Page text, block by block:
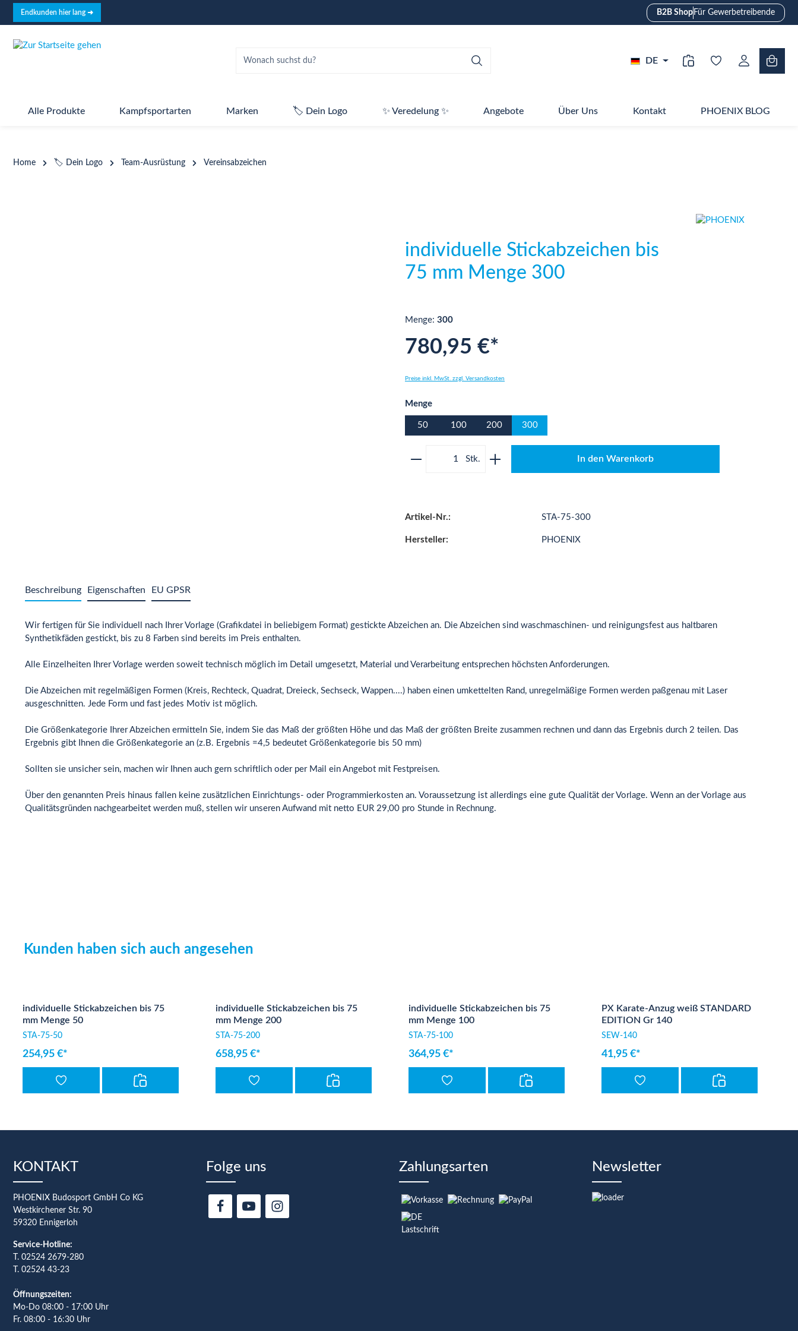
Zur Hauptnavigation springen
Endkunden hier lang ➜ B2B Shop Für Gewerbetreibende
DE
Alle Produkte Kampfsportarten Marken 🏷️ Dein Logo ✨ Veredelung ✨ Angebote Über Uns Kontakt PHOENIX BLOG
Home 🏷️ Dein Logo Team-Ausrüstung Vereinsabzeichen
individuelle Stickabzeichen bis
75 mm Menge 300
Menge: 300
780,95 €*
Preise inkl. MwSt. zzgl. Versandkosten
Mengeauswählen
50 100 200 300
Produkt Anzahl: Gib den gewünschten Wert ein oder benutze
In den Warenkorb
Artikel-Nr.: STA-75-300
Hersteller: PHOENIX
Beschreibung Eigenschaften EU GPSR
Wir fertigen für Sie individuell nach Ihrer Vorlage (Grafikdatei in beliebigem Format) gestickte Abzeichen an. Die Abzeichen sind waschmaschinen- und reinigungsfest aus haltbaren
Synthetikfäden gestickt, bis zu 8 Farben sind bereits im Preis enthalten.
Alle Einzelheiten Ihrer Vorlage werden soweit technisch möglich im Detail umgesetzt, Material und Verarbeitung entsprechen höchsten Anforderungen.
Die Abzeichen mit regelmäßigen Formen (Kreis, Rechteck, Quadrat, Dreieck, Sechseck, Wappen....) haben einen umkettelten Rand, unregelmäßige Formen werden paßgenau mit Laser
ausgeschnitten. Jede Form und fast jedes Motiv ist möglich.
Die Größenkategorie Ihrer Abzeichen ermitteln Sie, indem Sie das Maß der größten Höhe und das Maß der größten Breite zusammen rechnen und dann das Ergebnis durch 2 teilen. Das
Ergebnis gibt Ihnen die Größenkategorie an (z.B. Ergebnis =4,5 bedeutet Größenkategorie bis 50 mm)
Sollten sie unsicher sein, machen wir Ihnen auch gern schriftlich oder per Mail ein Angebot mit Festpreisen.
Über den genannten Preis hinaus fallen keine zusätzlichen Einrichtungs- oder Programmierkosten an. Voraussetzung ist allerdings eine gute Qualität der Vorlage. Wenn an der Vorlage aus
Qualitätsgründen nachgearbeitet werden muß, stellen wir unseren Aufwand mit netto EUR 29,00 pro Stunde in Rechnung.
Kunden haben sich auch angesehen
individuelle Stickabzeichen bis 75
mm Menge 50
STA-75-50
254,95 €*
individuelle Stickabzeichen bis 75
mm Menge 200
STA-75-200
658,95 €*
individuelle Stickabzeichen bis 75
mm Menge 100
STA-75-100
364,95 €*
PX Karate-Anzug weiß STANDARD
EDITION Gr 140
SEW-140
41,95 €*
KONTAKT
PHOENIX Budosport GmbH Co KG
Westkirchener Str. 90
59320 Ennigerloh
Service-Hotline:
T. 02524 2679-280
T. 02524 43-23
Öffnungszeiten:
Mo-Do 08:00 - 17:00 Uhr
Fr. 08:00 - 16:30 Uhr
Folge uns Zahlungsarten Newsletter